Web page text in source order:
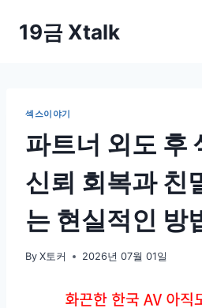
19금 Xtalk
섹스이야기
파트너 외도 후
신뢰 회복과 친
는 현실적인 방
By X토커 2026년 07월 01일